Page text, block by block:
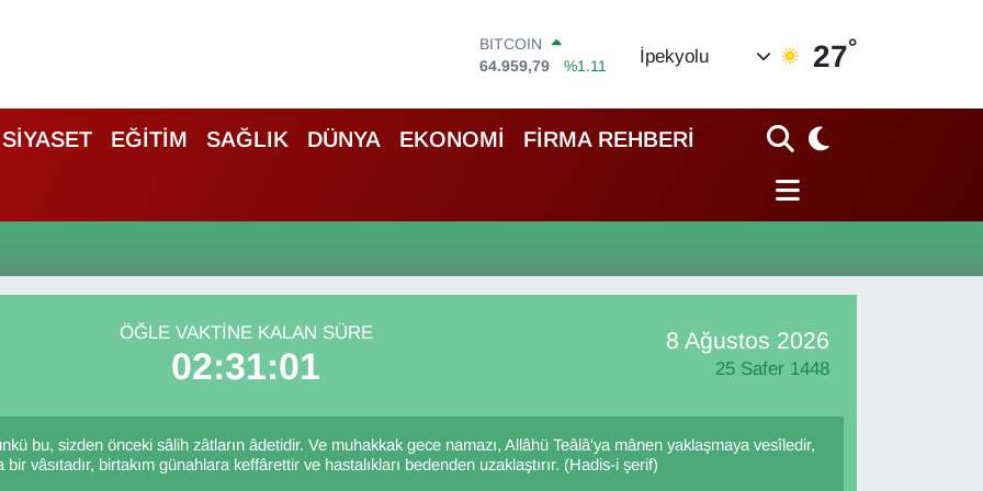
BITCOIN
64.959,79
%1.11
47,7436
%0.18
EURO
55,2510
%0.32
GRAM ALTIN
İpekyolu 27°
SİYASET EĞİTİM SAĞLIK DÜNYA EKONOMİ FİRMA REHBERİ
ÖĞLE VAKTINE KALAN SÜRE
02:31:01
8 Ağustos 2026
25 Safer 1448
bu, sizden önceki sâlih zâtların âdetidir. Ve muhakkak gece namazı, Allâhü Teâlâ'ya mânen yaklaşmaya vesîledir,
vâsıtadır, birtakım günahlara keffârettir ve hastalıkları bedenden uzaklaştırır. (Hadis-i şerif)